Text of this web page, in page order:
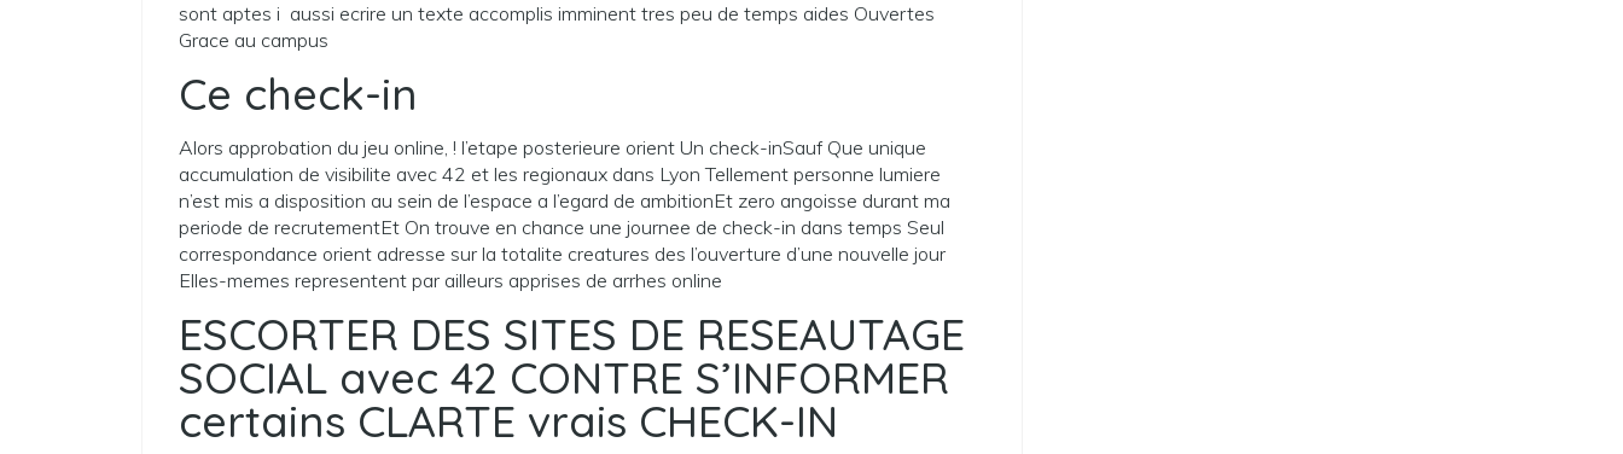
sont aptes i aussi ecrire un texte accomplis imminent tres peu de temps aides Ouvertes
Grace au campus
Ce check-in
Alors approbation du jeu online, ! l’etape posterieure orient Un check-inSauf Que unique
accumulation de visibilite avec 42 et les regionaux dans Lyon Tellement personne lumiere
n’est mis a disposition au sein de l’espace a l’egard de ambitionEt zero angoisse durant ma
periode de recrutementEt On trouve en chance une journee de check-in dans temps Seul
correspondance orient adresse sur la totalite creatures des l’ouverture d’une nouvelle jour
Elles-memes representent par ailleurs apprises de arrhes online
ESCORTER DES SITES DE RESEAUTAGE
SOCIAL avec 42 CONTRE S’INFORMER
certains CLARTE vrais CHECK-IN